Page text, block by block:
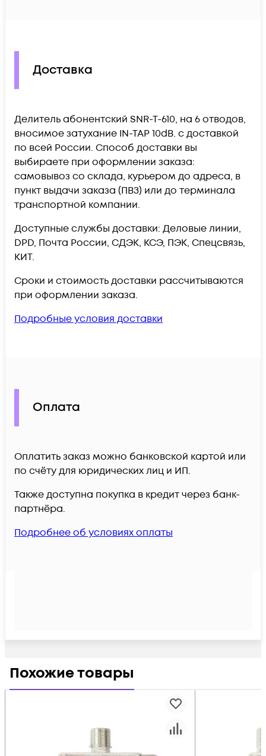
Доставка
Делитель абонентский SNR-T-610, на 6 отводов,
вносимое затухание IN-TAP 10dB. c доставкой
по всей России. Способ доставки вы
выбираете при оформлении заказа:
самовывоз со склада, курьером до адреса, в
пункт выдачи заказа (ПВЗ) или до терминала
транспортной компании.
Доступные службы доставки: Деловые линии,
DPD, Почта России, СДЭК, КСЭ, ПЭК, Спецсвязь,
КИТ.
Сроки и стоимость доставки рассчитываются
при оформлении заказа.
Подробные условия доставки
Оплата
Оплатить заказ можно банковской картой или
по счёту для юридических лиц и ИП.
Также доступна покупка в кредит через банк-
партнёра.
Подробнее об условиях оплаты
Похожие товары